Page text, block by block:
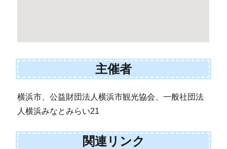
主催者
横浜市、公益財団法人横浜市観光協会、一般社団法
人横浜みなとみらい21
関連リンク